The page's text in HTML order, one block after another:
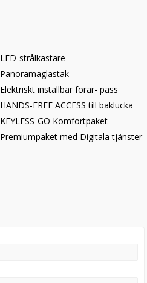
LED-strålkastare
Panoramaglastak
Elektriskt inställbar förar- pass
HANDS-FREE ACCESS till baklucka
KEYLESS-GO Komfortpaket
Premiumpaket med Digitala tjänster